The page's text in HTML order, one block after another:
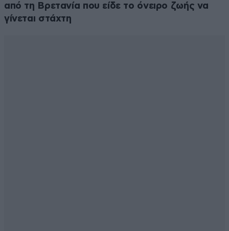
από τη Βρετανία που είδε το όνειρο ζωής να
γίνεται στάχτη